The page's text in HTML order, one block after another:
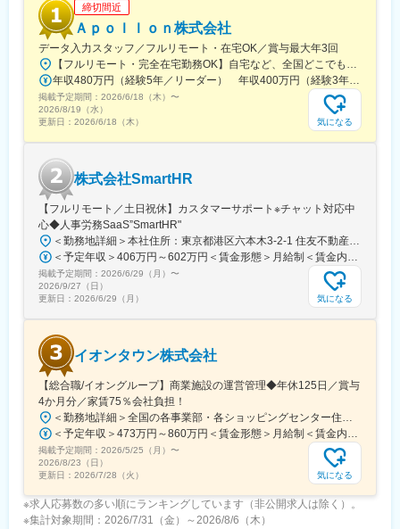
■就業環境
年間休日120日・週休2日制／福利厚生・各種手当あり
■キャリアパス
実力次第で早期昇格やグループ会社役員への登用例もあり、幅広
いキャリア形成が可能です。
360度評価の実力主義で、若手でも早期にマネジメントやプレイ
ングマネージャーとして活躍できる機会があります。
■企業の魅力
ユーザーイン発想・イノベーションを重視し、多角的な事業展開
で成長を続けるグローバルメーカーです。
「メーカー＋ベンダー」機能を持つ当社ならではのスピード感あ
る商品開発や提案が可能。
変更の範囲：会社の定める業務
締切間近
Ａｐｏｌｌｏｎ株式会社
データ入力スタッフ／フルリモート・在宅OK／賞与最大年3回
【フルリモート・完全在宅勤務OK】自宅など、全国どこでもあなたが働きやすい場所で働けます★転居を伴う転勤なし★全国47都道府県どこからでも応募OK【本社】東京都新宿区山吹町130番地の15 茜ビル2-A＜アクセス＞有楽町線「江戸川橋駅」、東西線「東西線」より徒歩10分※受動喫煙対策：あり
年収480万円（経験5年／リーダー） 年収400万円（経験3年／メンバー）
掲載予定期間： 2026/6/18（木） 〜
2026/8/19（水）
更新日： 2026/6/18（木） 気になる
株式会社SmartHR
【フルリモート／土日祝休】カスタマーサポート※チャット対応中
心◆人事労務SaaS”SmartHR"
＜勤務地詳細＞本社住所：東京都港区六本木3-2-1 住友不動産六本木グランドタワー勤務地最寄駅：東京メトロ南北線／六本木一丁目駅受動喫煙対策：屋内全面禁煙変更の範囲：会社の定める事業所（リモートワーク含む）
＜予定年収＞406万円～602万円＜賃金形態＞月給制＜賃金内訳＞月額（基本給）：212,480円～315,200円その他固定手当/月：5,000円固定残業手当/月：77,520円～114,800円（固定残業時間45時間0分/月）超過した時間外労働の残業手当は追加支給＜月給＞295,000円～435,000円（一律手当を含む）＜昇給有無＞有＜残業手当＞有賃金はあくまでも目安の金額であり、選考を通じて上下する可能性があります。月給(月額)は固定手当を含めた表記です。
掲載予定期間： 2026/6/29（月） 〜
2026/9/27（日）
更新日： 2026/6/29（月） 気になる
イオンタウン株式会社
【総合職/イオングループ】商業施設の運営管理◆年休125日／賞与
4か月分／家賃75％会社負担！
＜勤務地詳細＞全国の各事業部・各ショッピングセンター住所：千葉県千葉市美浜区中瀬1-5-1イオンタワー10F（本社所在地） 受動喫煙対策：敷地内全面禁煙変更の範囲：会社の定める事業所
＜予定年収＞473万円～860万円＜賃金形態＞月給制＜賃金内訳＞月額（基本給）：296,000円～516,000円＜月給＞296,000円～516,000円＜昇給有無＞有＜残業手当＞有＜給与補足＞■予定年収はあくまでも目安の金額であり、選考を通じて上下する可能性があります。■予定年収は全国転勤可能な場合の目安です。■賞与：平均年4.2か月分程度■管理監督者として採用された場合、「時間外勤務手当」「休日勤務手当」の対象外となります。賃金はあくまでも目安の金額であり、選考を通じて上下する可能性があります。月給(月額)は固定手当を含めた表記です。
掲載予定期間： 2026/5/25（月） 〜
2026/8/23（日）
更新日： 2026/7/28（火） 気になる
※求人応募数の多い順にランキングしています（非公開求人は除く）。
※集計対象期間：2026/7/31（金）～2026/8/6（木）